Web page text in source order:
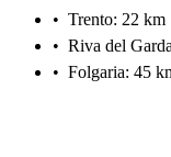
• Trento: 22 km
• Riva del
• Folgaria: 45